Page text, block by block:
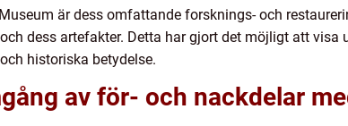
är dess omfattande forsknings- och
dess artefakter. Detta har gjort det möjligt att
historiska betydelse.
av för- och nackdelar